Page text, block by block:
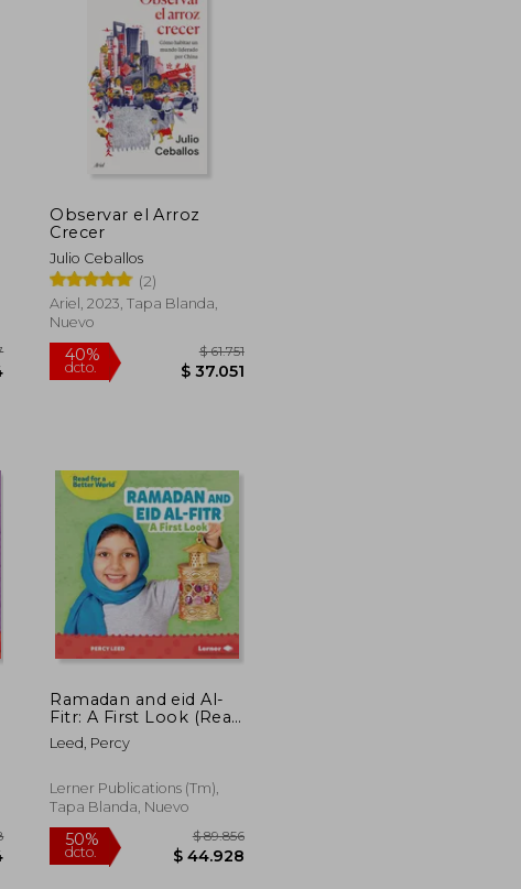
$ 140.809
$ 70.405
10%
dcto.
$ 47.014
Observar el Arroz
Crecer
Julio Ceballos
(2)
Ariel, 2023, Tapa Blanda,
Nuevo
Ramadan and eid Al-
Fitr: A First Look (Read
About Holidays (Read
for a Better World ™))
Leed, Percy
Lerner Publications (Tm),
Tapa Blanda, Nuevo